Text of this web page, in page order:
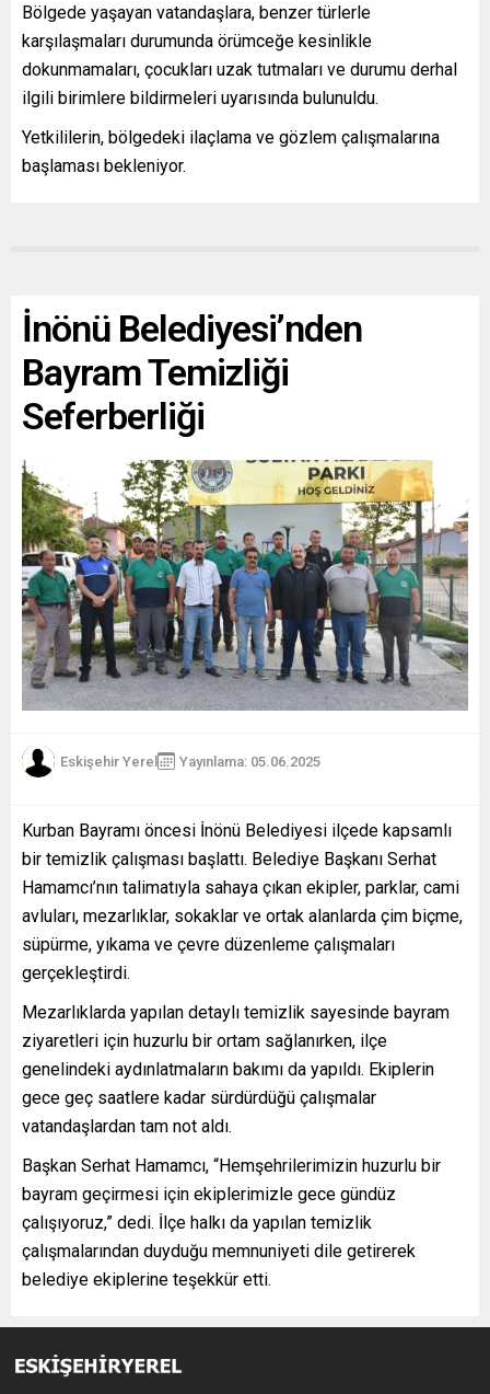
Bölgede yaşayan vatandaşlara, benzer türlerle
karşılaşmaları durumunda örümceğe kesinlikle
dokunmamaları, çocukları uzak tutmaları ve durumu derhal
ilgili birimlere bildirmeleri uyarısında bulunuldu.
Yetkililerin, bölgedeki ilaçlama ve gözlem çalışmalarına
başlaması bekleniyor.
İnönü Belediyesi’nden
Bayram Temizliği
Seferberliği
Eskişehir Yerel Yayınlama: 05.06.2025
Kurban Bayramı öncesi İnönü Belediyesi ilçede kapsamlı
bir temizlik çalışması başlattı. Belediye Başkanı Serhat
Hamamcı’nın talimatıyla sahaya çıkan ekipler, parklar, cami
avluları, mezarlıklar, sokaklar ve ortak alanlarda çim biçme,
süpürme, yıkama ve çevre düzenleme çalışmaları
gerçekleştirdi.
Mezarlıklarda yapılan detaylı temizlik sayesinde bayram
ziyaretleri için huzurlu bir ortam sağlanırken, ilçe
genelindeki aydınlatmaların bakımı da yapıldı. Ekiplerin
gece geç saatlere kadar sürdürdüğü çalışmalar
vatandaşlardan tam not aldı.
Başkan Serhat Hamamcı, “Hemşehrilerimizin huzurlu bir
bayram geçirmesi için ekiplerimizle gece gündüz
çalışıyoruz,” dedi. İlçe halkı da yapılan temizlik
çalışmalarından duyduğu memnuniyeti dile getirerek
belediye ekiplerine teşekkür etti.